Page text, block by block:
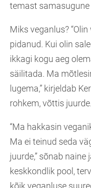
temast
Miks veganlus?
pidanud. Kui olin
ikkagi kogu aeg
säilitada. Ma
lugema,” kirjeldab
rohkem, võttis juurde.
“Ma hakkasin
Ma ei teinud seda
juurde,” sõnab naine
keskkondlik pool,
kõik veganluse